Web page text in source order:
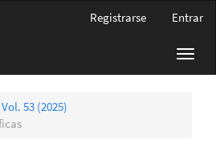
Registrarse Entrar
Vol. 53 (2025)